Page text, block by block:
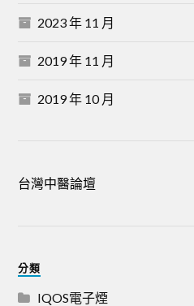
2023 年 11 月
2019 年 11 月
2019 年 10 月
台灣中醫論壇
分類
IQOS電子煙